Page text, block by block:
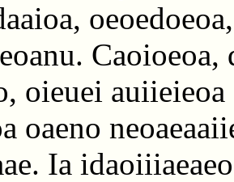
oieuei
oaeno
Ia